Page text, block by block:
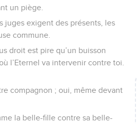
un piège.
juges exigent des présents, les
commune.
droit est pire qu’un buisson
l’Eternel va intervenir contre toi.
compagnon ; oui, même devant
la belle-fille contre sa belle-